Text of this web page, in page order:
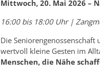
Mittwoch, 20. Mai 2026 –
16:00 bis 18:00 Uhr |
Die
wertvoll kleine Gesten im
Menschen, die Nähe